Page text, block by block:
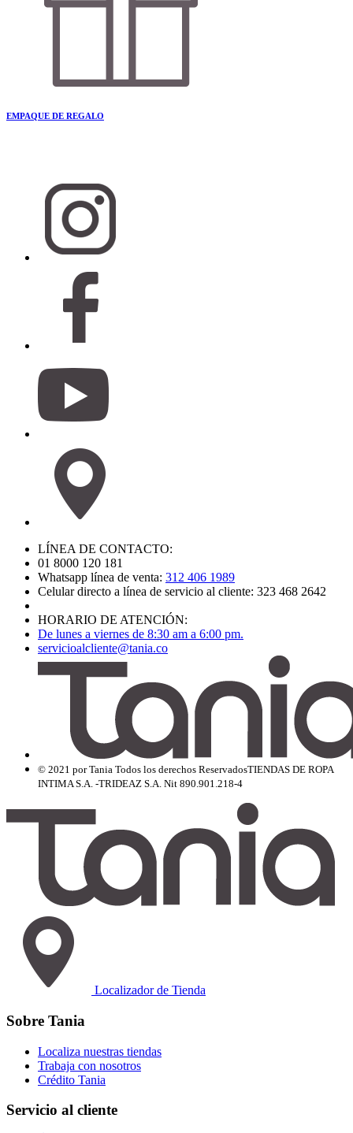
EMPAQUE DE REGALO
LÍNEA DE CONTACTO:
01 8000 120 181
Whatsapp línea de venta: 312 406 1989
Celular directo a línea de servicio al cliente: 323 468 2642
HORARIO DE ATENCIÓN:
De lunes a viernes de 8:30 am a 6:00 pm.
servicioalcliente@tania.co
© 2021 por Tania Todos los derechos ReservadosTIENDAS DE ROPA
INTIMA S.A. -TRIDEAZ S.A. Nit 890.901.218-4
Localizador de Tienda
Sobre Tania
Localiza nuestras tiendas
Trabaja con nosotros
Crédito Tania
Servicio al cliente